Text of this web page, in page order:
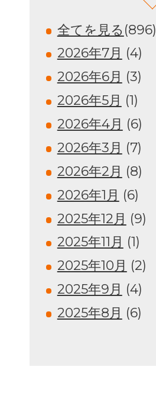
全てを見る (896)
2026年7月 (4)
2026年6月 (3)
2026年5月 (1)
2026年4月 (6)
2026年3月 (7)
2026年2月 (8)
2026年1月 (6)
2025年12月 (9)
2025年11月 (1)
2025年10月 (2)
2025年9月 (4)
2025年8月 (6)